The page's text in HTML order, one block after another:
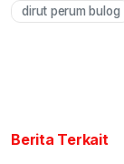
dirut perum bulog
Berita Terkait